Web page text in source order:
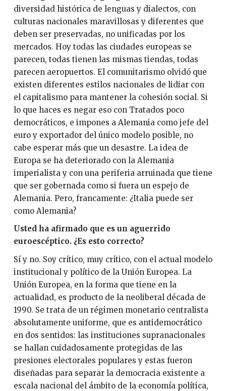
diversidad histórica de lenguas y dialectos, con
culturas nacionales maravillosas y diferentes que
deben ser preservadas, no unificadas por los
mercados. Hoy todas las ciudades europeas se
parecen, todas tienen las mismas tiendas, todas
parecen aeropuertos. El comunitarismo olvidó que
existen diferentes estilos nacionales de lidiar con
el capitalismo para mantener la cohesión social. Si
lo que haces es negar eso con Tratados poco
democráticos, e impones a Alemania como jefe del
euro y exportador del único modelo posible, no
cabe esperar más que un desastre. La idea de
Europa se ha deteriorado con la Alemania
imperialista y con una periferia arruinada que tiene
que ser gobernada como si fuera un espejo de
Alemania. Pero, francamente: ¿Italia puede ser
como Alemania?
Usted ha afirmado que es un aguerrido
euroescéptico. ¿Es esto correcto?
Sí y no. Soy crítico, muy crítico, con el actual modelo
institucional y político de la Unión Europea. La
Unión Europea, en la forma que tiene en la
actualidad, es producto de la neoliberal década de
1990. Se trata de un régimen monetario centralista
absolutamente uniforme, que es antidemocrático
en dos sentidos: las instituciones supranacionales
se hallan cuidadosamente protegidas de las
presiones electorales populares y estas fueron
diseñadas para separar la democracia existente a
escala nacional del ámbito de la economía política,